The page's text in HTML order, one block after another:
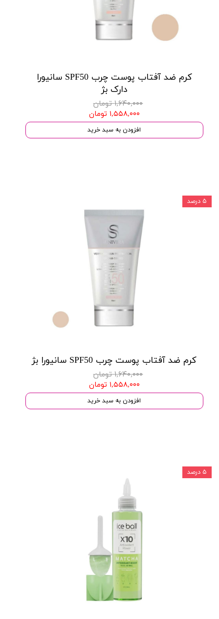
کرم ضد آفتاب پوست چرب SPF50 سانیورا
دارک بژ
۱,۶۴۰,۰۰۰ تومان
۱,۵۵۸,۰۰۰ تومان
افزودن به سبد خرید
کرم ضد آفتاب پوست چرب SPF50 سانیورا بژ
۱,۶۴۰,۰۰۰ تومان
۱,۵۵۸,۰۰۰ تومان
افزودن به سبد خرید
۵ درصد
۵ درصد